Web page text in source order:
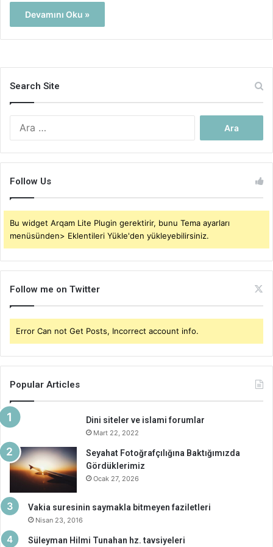
Devamını Oku »
Search Site
Follow Us
Bu widget Arqam Lite Plugin gerektirir, bunu Tema ayarları
menüsünden> Eklentileri Yükle'den yükleyebilirsiniz.
Follow me on Twitter
Error Can not Get Posts, Incorrect account info.
Popular Articles
Dini siteler ve islami forumlar
Mart 22, 2022
Seyahat Fotoğrafçılığına Baktığımızda
Gördüklerimiz
Ocak 27, 2026
Vakia suresinin saymakla bitmeyen faziletleri
Nisan 23, 2016
Süleyman Hilmi Tunahan hz. tavsiyeleri